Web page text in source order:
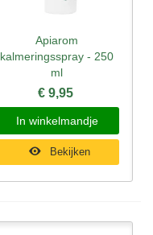
Apiarom
kalmeringsspray - 250
ml
€ 9,95
In winkelmandje
Bekijken